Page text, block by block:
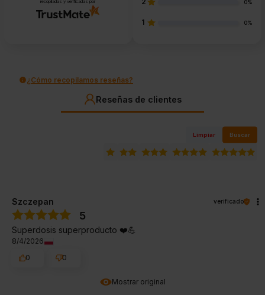
recopiladas y verificadas por 0%
1 0%
¿Cómo recopilamos reseñas?
Reseñas de clientes
Limpiar Buscar
Mostrar original
Szczepan verificado
5
Superdosis superproducto ❤️💪
8/4/2026
0
0